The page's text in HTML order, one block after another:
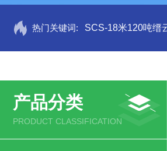
热门关键词: SCS-18米120吨缙
产品分类
PRODUCT CLASSIFICATION